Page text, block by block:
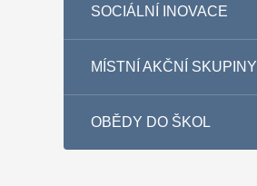
SOCIÁLNÍ INOVACE
MÍSTNÍ AKČNÍ SKUPINY
OBĚDY DO ŠKOL